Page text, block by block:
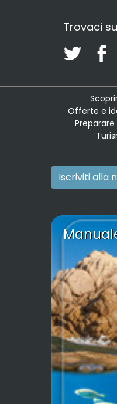
Trovaci
Offerte e
Iscriviti alla